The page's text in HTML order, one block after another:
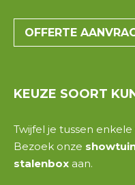
OFFERTE
KEUZE SOORT
Twijfel je tussen enkele
Bezoek onze
stalenbox aan.